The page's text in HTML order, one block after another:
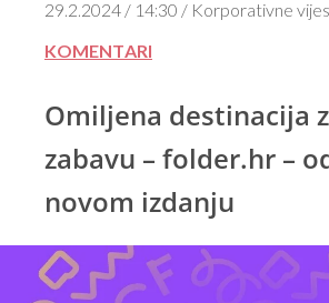
29.2.2024 / 14:30 / Korporativne
KOMENTARI
Omiljena destinacija
zabavu – folder.hr –
novom izdanju